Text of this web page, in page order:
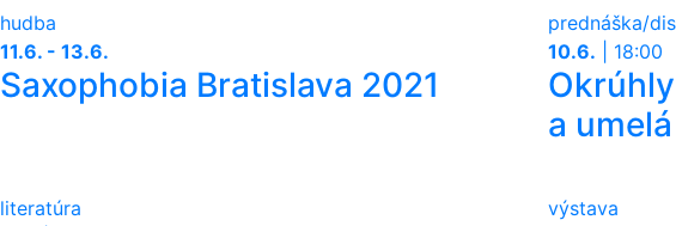
hudba
11.6. - 13.6.
Saxophobia Bratislava 2021
prednáška/
10.6.
18:00
a
literatúra
výstava